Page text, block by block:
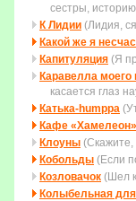
сестры,
К Лидии (Лидия,
Какой же я
Капитуляция (Я
Каравелла моего
касается глаз
Катька-humppa
Кафе «Хамелеон»
Клоуны (Скажите,
Кобольды (Если
Козловачок (Шел
Колыбельная